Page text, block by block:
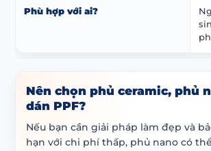
Phù hợp với ai?
Nên chọn phủ ceramic, phủ
dán PPF?
Nếu bạn cần giải pháp làm đẹp và
hạn với chi phí thấp, phủ nano có